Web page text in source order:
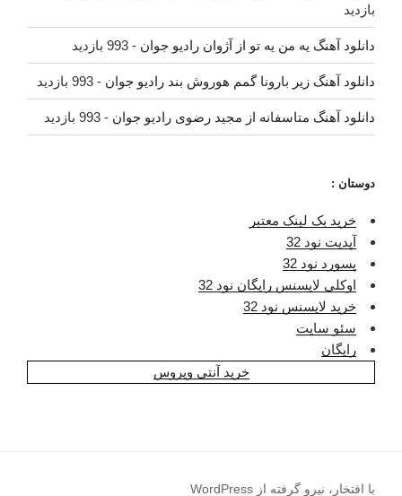
بازدید
دانلود آهنگ یه من یه تو از آژوان رادیو جوان - 993 بازدید
دانلود آهنگ زیر بارونا گمم هوروش بند رادیو جوان - 993 بازدید
دانلود آهنگ متاسفانه از مجید رضوی رادیو جوان - 993 بازدید
دوستان :
خرید بک لینک معتبر
آپدیت نود 32
پسورد نود 32
اوکلی لایسنس رایگان نود 32
خرید لایسنس نود 32
سئو سایت
رایگان
خرید آنتی ویروس
با افتخار، نیرو گرفته از WordPress